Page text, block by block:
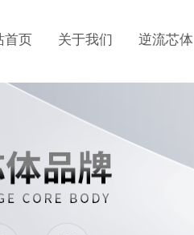
首页 关于我们 逆流芯体